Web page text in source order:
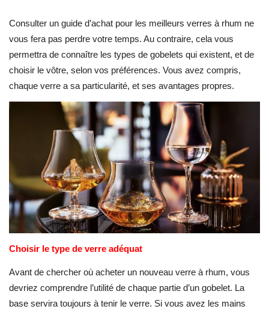
Consulter un guide d’achat pour les meilleurs verres à rhum ne
vous fera pas perdre votre temps. Au contraire, cela vous
permettra de connaître les types de gobelets qui existent, et de
choisir le vôtre, selon vos préférences. Vous avez compris,
chaque verre a sa particularité, et ses avantages propres.
Choisir le type de verre adéquat
Avant de chercher où acheter un nouveau verre à rhum, vous
devriez comprendre l’utilité de chaque partie d’un gobelet. La
base servira toujours à tenir le verre. Si vous avez les mains